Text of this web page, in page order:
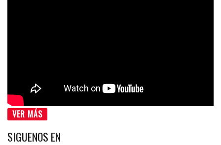
VER MÁS
SIGUENOS EN